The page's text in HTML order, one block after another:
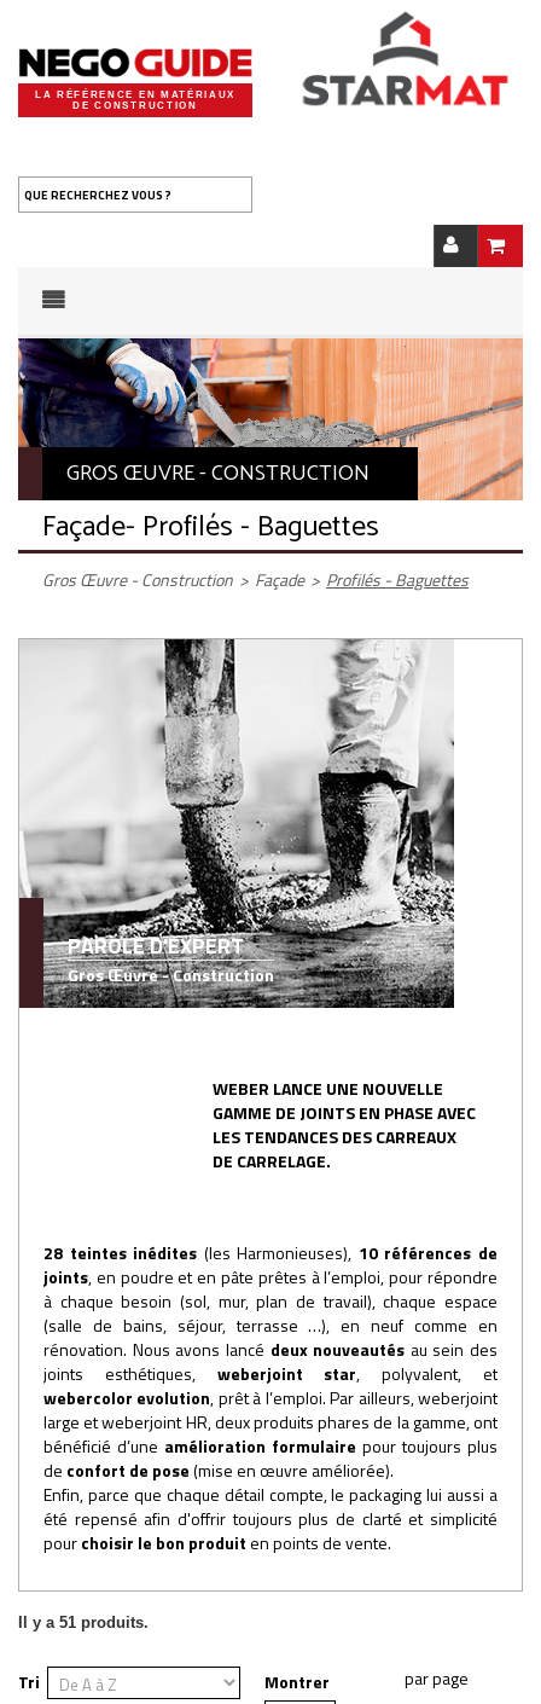
LA RÉFÉRENCE EN MATÉRIAUX
DE CONSTRUCTION
QUE RECHERCHEZ VOUS ?
GROS ŒUVRE - CONSTRUCTION
Façade- Profilés - Baguettes
Gros Œuvre - Construction > Façade > Profilés - Baguettes
PAROLE D'EXPERT
Gros Œuvre - Construction
WEBER LANCE UNE NOUVELLE
GAMME DE JOINTS EN PHASE AVEC
LES TENDANCES DES CARREAUX
DE CARRELAGE.
28 teintes inédites (les Harmonieuses), 10 références de
joints, en poudre et en pâte prêtes à l’emploi, pour répondre
à chaque besoin (sol, mur, plan de travail), chaque espace
(salle de bains, séjour, terrasse …), en neuf comme en
rénovation. Nous avons lancé deux nouveautés au sein des
joints esthétiques, weberjoint star, polyvalent, et
webercolor evolution, prêt à l’emploi. Par ailleurs, weberjoint
large et weberjoint HR, deux produits phares de la gamme, ont
bénéficié d’une amélioration formulaire pour toujours plus
de confort de pose(mise en œuvre améliorée).
Enfin, parce que chaque détail compte, le packaging lui aussi a
été repensé afin d'offrir toujours plus de clarté et simplicité
pourchoisir le bon produiten points de vente.
Il y a 51 produits.
Tri Montrer